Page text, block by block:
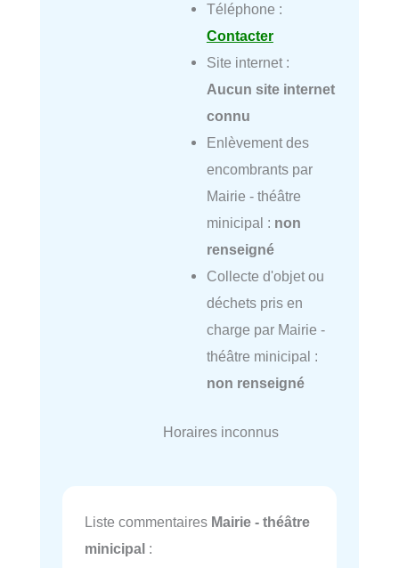
Téléphone :
Contacter
Site internet :
Aucun site internet
connu
Enlèvement des
encombrants par
Mairie - théâtre
minicipal : non
renseigné
Collecte d'objet ou
déchets pris en
charge par Mairie -
théâtre minicipal :
non renseigné
Horaires inconnus
Liste commentaires Mairie - théâtre
minicipal :